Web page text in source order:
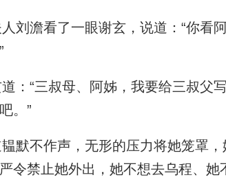
刘澹看了一眼谢玄，说道：“你看
：“三叔母、阿姊，我要给三叔父
。”
默不作声，无形的压力将她笼罩
令禁止她外出，她不想去乌程、